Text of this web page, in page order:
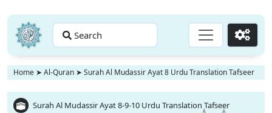
Search Go
Home ➤ Al-Quran ➤ Surah Al Mudassir Ayat 8 Urdu Translation Tafseer
Surah Al Mudassir Ayat 8-9-10 Urdu Translation Tafseer